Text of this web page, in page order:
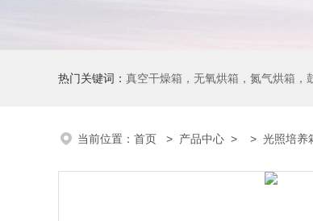
热门关键词： 真空干燥箱，无氧烘箱，氮气烘箱，鼓风干
当前位置： 首页 > 产品中心 > > 光照培养